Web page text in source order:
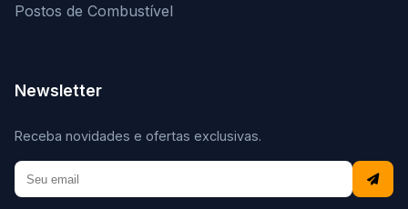
Postos de Combustível
Newsletter
Receba novidades e ofertas exclusivas.